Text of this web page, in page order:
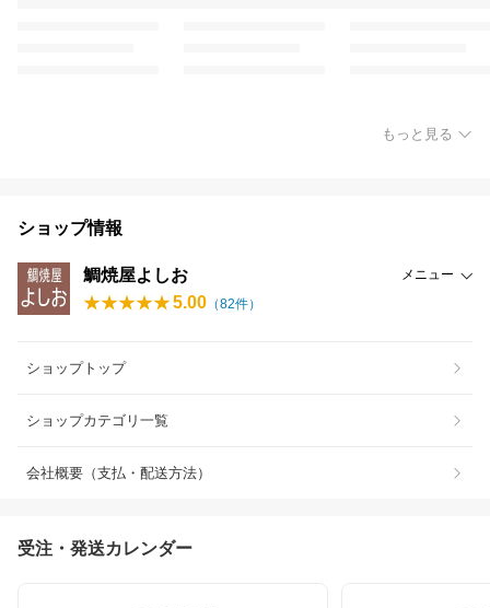
もっと見る
ショップ情報
鯛焼屋よしお メニュー
5.00 （82件）
ショップトップ
ショップカテゴリ一覧
会社概要（支払・配送方法）
受注・発送カレンダー